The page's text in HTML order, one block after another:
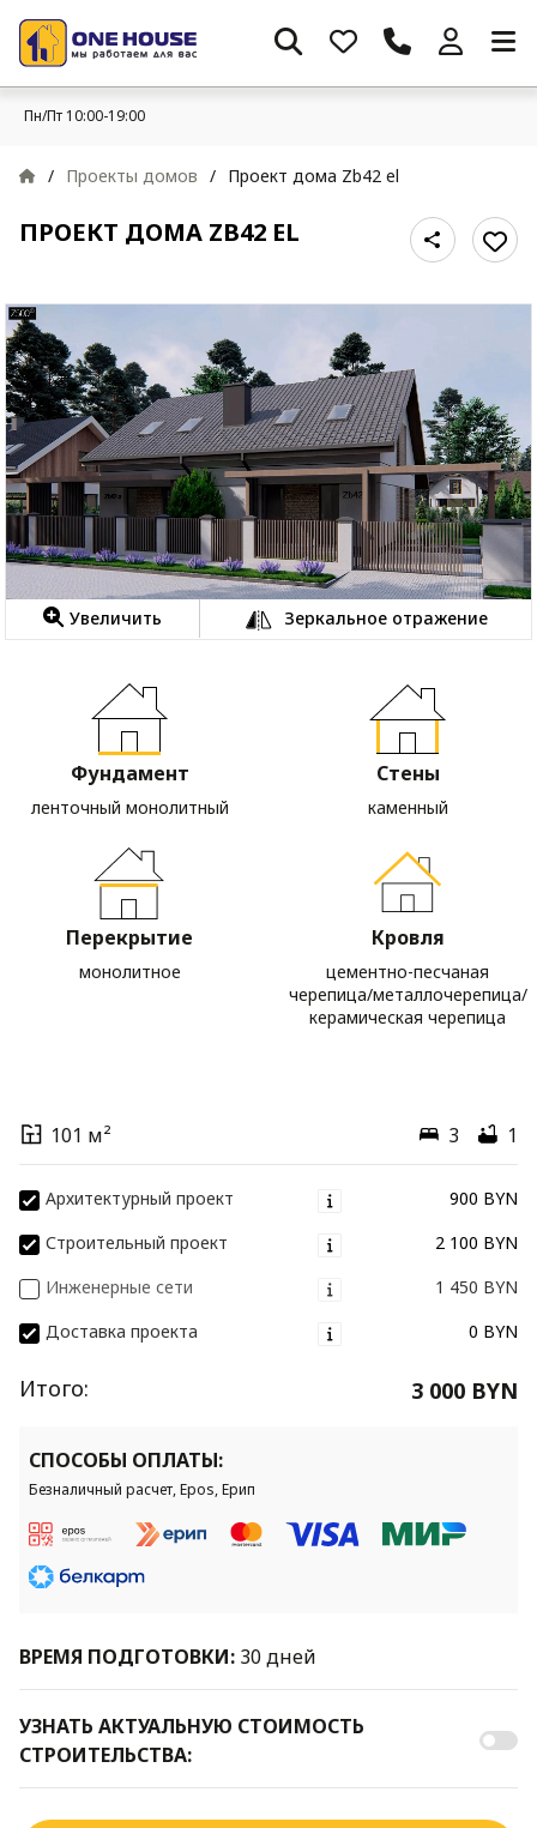
Пн/Пт 10:00-19:00
/ Проекты домов / Проект дома Zb42 el
ПРОЕКТ ДОМА ZB42 EL
Увеличить Зеркальное отражение
Фундамент
ленточный монолитный
Стены
каменный
Перекрытие
монолитное
Кровля
цементно-песчаная
черепица/металлочерепица/
керамическая черепица
101 м² 3 1
Архитектурный проект
900 BYN
Строительный проект
2 100 BYN
Инженерные сети
1 450 BYN
Доставка проекта
0 BYN
Итого: 3 000 BYN
СПОСОБЫ ОПЛАТЫ:
Безналичный расчет, Epos, Ерип
ВРЕМЯ ПОДГОТОВКИ: 30 дней
УЗНАТЬ АКТУАЛЬНУЮ СТОИМОСТЬ
СТРОИТЕЛЬСТВА: